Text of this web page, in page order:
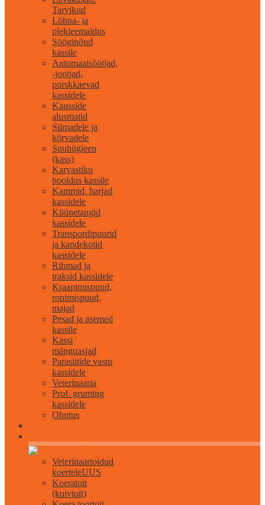
Tarvikud
Lõhna- ja
plekieemaldus
Sööginõud
kassile
Automaatsöötjad,
-jootjad,
purskkaevad
kassidele
Kausside
alusmatid
Silmadele ja
kõrvadele
Suuhügieen
(kass)
Karvastiku
hooldus kassile
Kammid, harjad
kassidele
Küünetangid
kassidele
Transpordipuurid
ja kandekotid
kassidele
Rihmad ja
traksid kassidele
Kraapimispuud,
ronimispuud,
majad
Pesad ja asemed
kassile
Kassi
mänguasjad
Parasiitide vastu
kassidele
Veterinaaria
Prof. gruming
kassidele
Ohutus
Veterinaartoidud
koerteleUUS
Koeratoit
(kuivtoit)